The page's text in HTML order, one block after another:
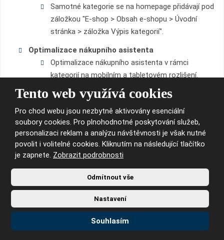
Samotné kategorie se na homepage přidávají pod
záložkou "E-shop > Obsah e-shopu > Úvodní
stránka > záložka Výpis kategorií".
Optimalizace nákupního asistenta
Optimalizace nákupního asistenta v rámci
kategorií na mobilním a tabletovém rozlišení.
Šablona Kutil.
Opravy:
Skrytí pole pro GA
V administraci e-shopu bylo odebráno pole pro
Google Analytics (již neaktuální Universal
Pro propojení e-shopu s Google Analytics 4
standardně využíváme Google Tag Manager.
Zobrazený akordeon "Soubory ke stažení"
Tento web využívá cookies
Pro chod webu jsou nezbytně aktivovány esenciální
soubory cookies. Pro plnohodnotné poskytování služeb,
personalizaci reklam a analýzu návštěvnosti je však nutné
povolit i volitelné cookies. Kliknutím na následující tlačítko
je zapnete. Zobrazit podrobnosti
Odmítnout vše
Nastavení
Souhlasím